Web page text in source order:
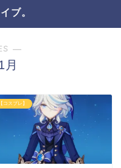
ブ。
―
【コスプレ】